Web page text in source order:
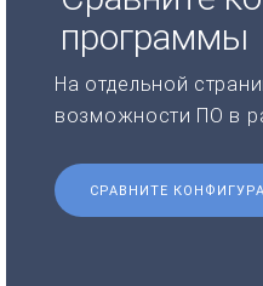
программы
На отдельной
возможности ПО в
СРАВНИТЕ